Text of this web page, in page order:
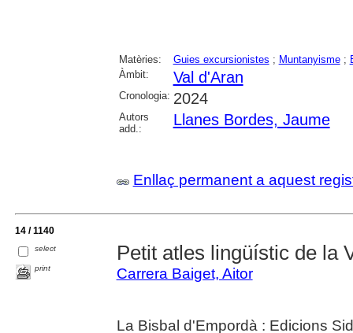
Matèries: Guies excursionistes ; Muntanyisme;
Àmbit:
Val d'Aran
Cronologia: 2024
Autors
add.:
Llanes Bordes, Jaume
Enllaç permanent a aquest
14 / 1140
select
print
Petit atles lingüístic de la
Carrera Baiget, Aitor
La Bisbal d'Empordà : Edicions